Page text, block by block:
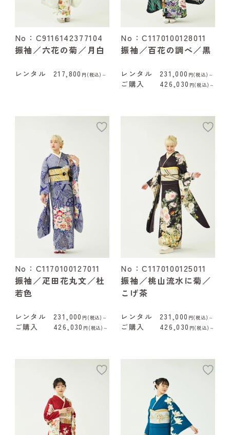
No：C9116142377104
振袖／六花の菊／月白
レンタル 217,800 円(税込)～
No：C1170100128011
振袖／百花の調べ／黒
レンタル 231,000 円(税込)～
ご購入 426,030 円(税込)～
No：C1170100127011
振袖／疋田花丸文／杜
若色
レンタル 231,000 円(税込)～
ご購入 426,030 円(税込)～
No：C1170100125011
振袖／桃山流水に菊／
こげ茶
レンタル 231,000 円(税込)～
ご購入 426,030 円(税込)～